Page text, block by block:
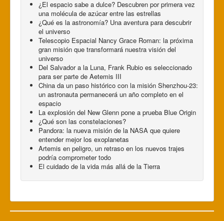
¿El espacio sabe a dulce? Descubren por primera vez
una molécula de azúcar entre las estrellas
¿Qué es la astronomía? Una aventura para descubrir
el universo
Telescopio Espacial Nancy Grace Roman: la próxima
gran misión que transformará nuestra visión del
universo
Del Salvador a la Luna, Frank Rubio es seleccionado
para ser parte de Aetemis III
China da un paso histórico con la misión Shenzhou-23:
un astronauta permanecerá un año completo en el
espacio
La explosión del New Glenn pone a prueba Blue Origin
¿Qué son las constelaciones?
Pandora: la nueva misión de la NASA que quiere
entender mejor los exoplanetas
Artemis en peligro, un retraso en los nuevos trajes
podría comprometer todo
El cuidado de la vida más allá de la Tierra